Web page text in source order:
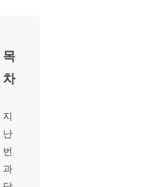
목
차
지
난
번
과